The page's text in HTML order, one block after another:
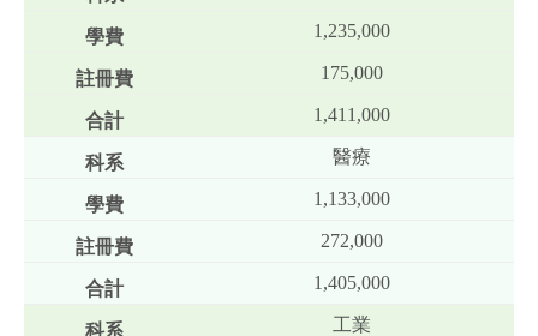
1,235,000
175,000
1,411,000
醫療
1,133,000
272,000
1,405,000
工業